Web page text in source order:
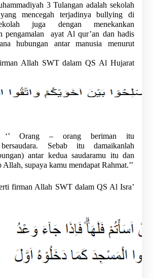
3 Tulangan adalah sekolah
mencegah terjadinya bullying di
juga dengan menekankan
pengamalan  ayat Al qur’an dan hadis
hubungan antar manusia menurut
Allah SWT dalam QS Al Hujarat
‘’ Orang – orang beriman itu
bersaudara. Sebab itu damaikanlah
antar kedua saudaramu itu dan
Allah, supaya kamu mendapat Rahmat.’’
firman Allah SWT dalam QS Al Isra’